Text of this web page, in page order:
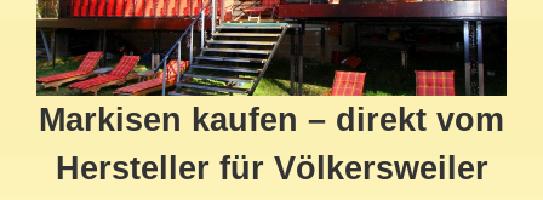
Markisen kaufen – direkt vom
Hersteller für Völkersweiler